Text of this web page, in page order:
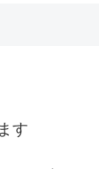
す